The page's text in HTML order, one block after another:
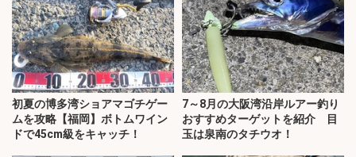
初夏の博多湾ショアマゴチゲー
ムを攻略【福岡】ボトムワイン
ドで45cm級をキャッチ！
7～8月の大阪湾沿岸ルアー釣り
おすすめターゲットを紹介 目
玉は泉南のタチウオ！